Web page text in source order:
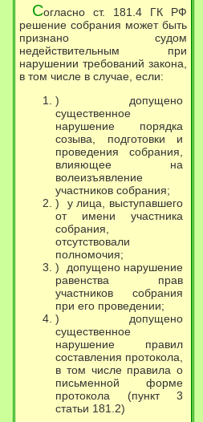
Согласно ст. 181.4 ГК РФ
решение собрания может быть
признано судом
недействительным при
нарушении требований закона,
в том числе в случае, если:
) допущено
существенное
нарушение порядка
созыва, подготовки и
проведения собрания,
влияющее на
волеизъявление
участников собрания;
) у лица, выступавшего
от имени участника
собрания,
отсутствовали
полномочия;
) допущено нарушение
равенства прав
участников собрания
при его проведении;
) допущено
существенное
нарушение правил
составления протокола,
в том числе правила о
письменной форме
протокола (пункт 3
статьи 181.2)